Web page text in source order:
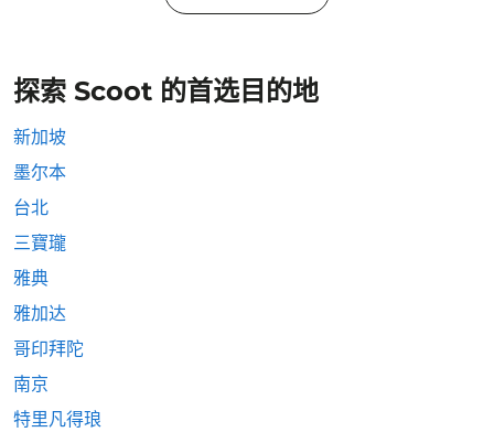
探索 Scoot 的首选目的地
新加坡
墨尔本
台北
三寶瓏
雅典
雅加达
哥印拜陀
南京
特里凡得琅